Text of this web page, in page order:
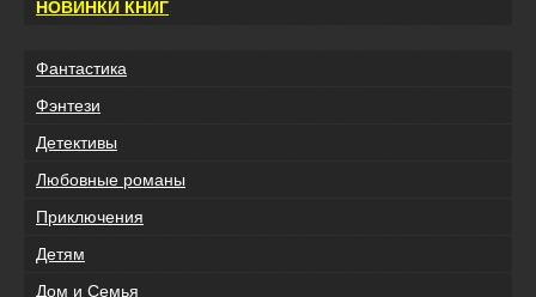
НОВИНКИ КНИГ
Фантастика
Фэнтези
Детективы
Любовные романы
Приключения
Детям
Дом и Семья